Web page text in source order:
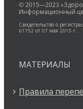
© 2015—2023
Информационный
Свидетельство о
61752 от 07 мая 2015 г.
МАТЕРИАЛЫ
Правила